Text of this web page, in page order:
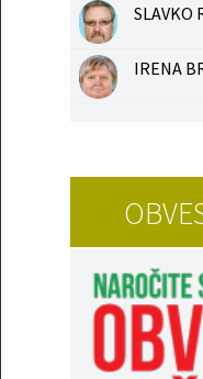
SLAVKO
IRENA